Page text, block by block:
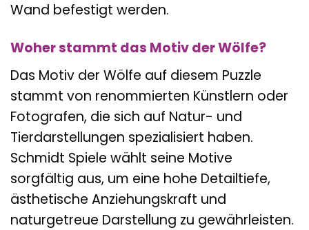
Wand befestigt werden.
Woher stammt das Motiv der Wölfe?
Das Motiv der Wölfe auf diesem Puzzle
stammt von renommierten Künstlern oder
Fotografen, die sich auf Natur- und
Tierdarstellungen spezialisiert haben.
Schmidt Spiele wählt seine Motive
sorgfältig aus, um eine hohe Detailtiefe,
ästhetische Anziehungskraft und
naturgetreue Darstellung zu gewährleisten.